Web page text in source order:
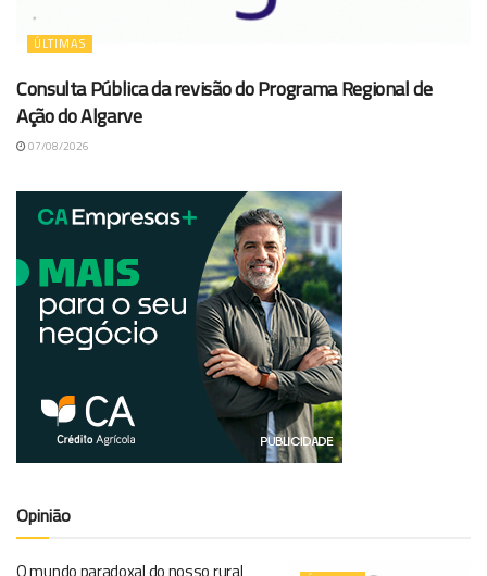
ÚLTIMAS
Consulta Pública da revisão do Programa Regional de
Ação do Algarve
07/08/2026
Opinião